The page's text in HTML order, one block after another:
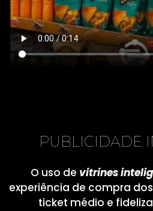
PUBLICIDADE
O uso de vitrines
experiência de compra
ticket médio e